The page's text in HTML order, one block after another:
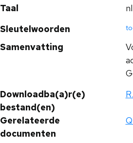
Taal
nl
Sleutelwoorden
Samenvatting
Downloadba(a)r(e)
bestand(en)
Gerelateerde
documenten